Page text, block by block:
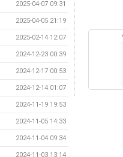
2025-04-07 09:31
2025-04-05 21:19
2025-02-14 12:07
2024-12-23 00:39
2024-12-17 00:53
2024-12-14 01:07
2024-11-19 19:53
2024-11-05 14:33
2024-11-04 09:34
2024-11-03 13:14